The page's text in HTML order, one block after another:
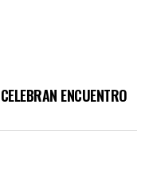
ENCUENTRO